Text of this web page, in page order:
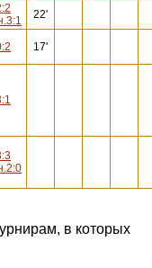
22'
17'
в которых